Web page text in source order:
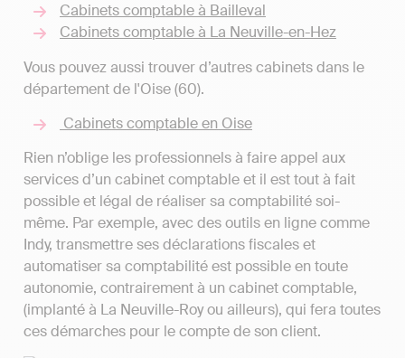
Cabinets comptable à Bailleval
Cabinets comptable à La Neuville-en-Hez
Vous pouvez aussi trouver d’autres cabinets dans le
département de l'Oise (60).
Cabinets comptable en Oise
Rien n’oblige les professionnels à faire appel aux
services d’un cabinet comptable et il est tout à fait
possible et légal de réaliser sa comptabilité soi-
même. Par exemple, avec des outils en ligne comme
Indy, transmettre ses déclarations fiscales et
automatiser sa comptabilité est possible en toute
autonomie, contrairement à un cabinet comptable,
(implanté à La Neuville-Roy ou ailleurs), qui fera toutes
ces démarches pour le compte de son client.